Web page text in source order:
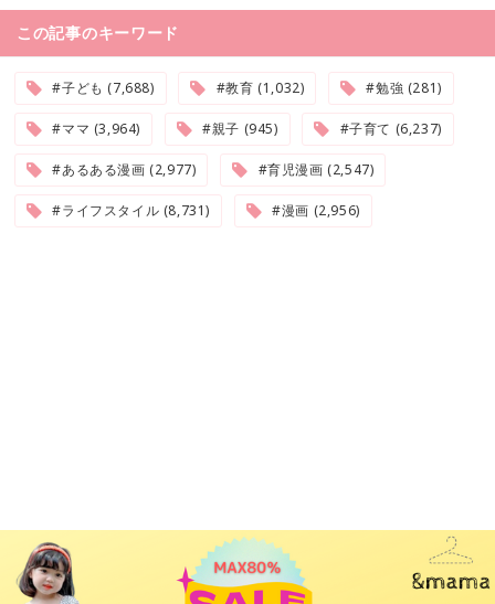
この記事のキーワード
#子ども (7,688) #教育 (1,032) #勉強 (281)
#ママ (3,964) #親子 (945) #子育て (6,237)
#あるある漫画 (2,977) #育児漫画 (2,547)
#ライフスタイル (8,731) #漫画 (2,956)